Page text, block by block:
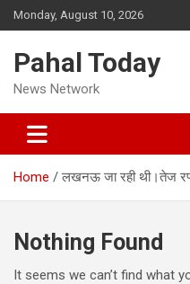
Skip
to
Monday, August 10, 2026
Pahal Today
News Network
Home लखनऊ जा रही थी।तेज
Nothing Found
It seems we can’t find what